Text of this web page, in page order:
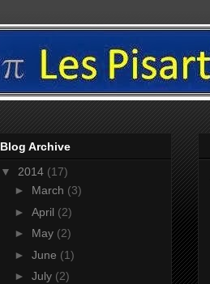
Blog Archive
▼ 2014 (17)
► March (3)
► April (2)
► May (2)
► June (1)
► July (2)